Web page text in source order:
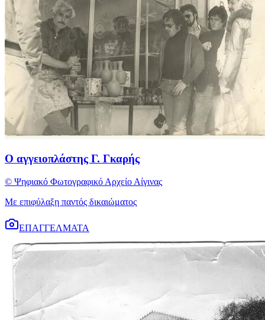
Ο αγγειοπλάστης Γ. Γκαρής
© Ψηφιακό Φωτογραφικό Αρχείο Αίγινας
Με επιφύλαξη παντός δικαιώματος
ΕΠΑΓΓΕΛΜΑΤΑ